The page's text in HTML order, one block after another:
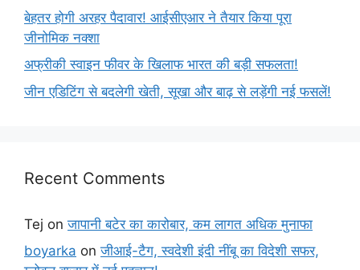
बेहतर होगी अरहर पैदावार! आईसीएआर ने तैयार किया पूरा
जीनोमिक नक्शा
अफ्रीकी स्वाइन फीवर के खिलाफ भारत की बड़ी सफलता!
जीन एडिटिंग से बदलेगी खेती, सूखा और बाढ़ से लड़ेंगी नई फसलें!
Recent Comments
Tej onजापानी बटेर का कारोबार, कम लागत अधिक मुनाफा
boyarka onजीआई-टैग, स्वदेशी इंदी नींबू का विदेशी सफर,